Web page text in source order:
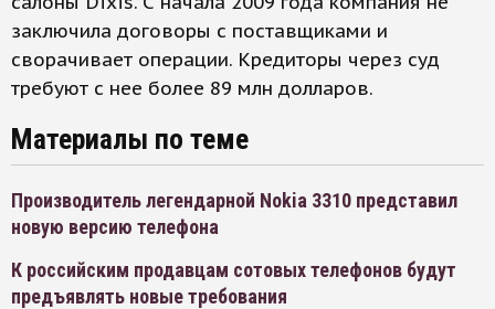
заключила договоры с поставщиками и
сворачивает операции. Кредиторы через суд
требуют с нее более 89 млн долларов.
Материалы по теме
Производитель легендарной Nokia 3310 представил
новую версию телефона
К российским продавцам сотовых телефонов будут
предъявлять новые требования